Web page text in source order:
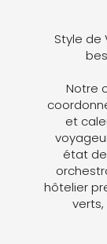
Style de
Notre
et
état
hôtelier